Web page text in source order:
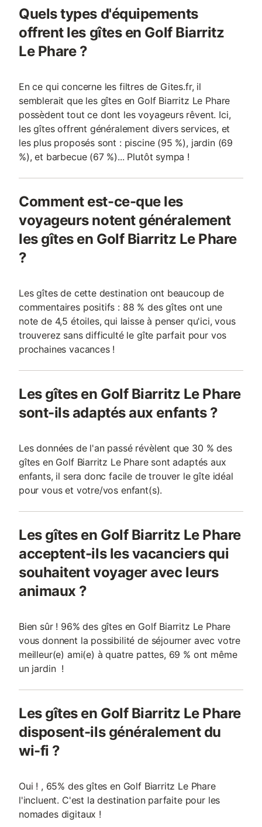
Quels types d'équipements
offrent les gîtes en Golf Biarritz
Le Phare ?
En ce qui concerne les filtres de Gites.fr, il
semblerait que les gîtes en Golf Biarritz Le Phare
possèdent tout ce dont les voyageurs rêvent. Ici,
les gîtes offrent généralement divers services, et
les plus proposés sont : piscine (95 %), jardin (69
%), et barbecue (67 %)... Plutôt sympa !
Comment est-ce-que les
voyageurs notent généralement
les gîtes en Golf Biarritz Le Phare
?
Les gîtes de cette destination ont beaucoup de
commentaires positifs : 88 % des gîtes ont une
note de 4,5 étoiles, qui laisse à penser qu'ici, vous
trouverez sans difficulté le gîte parfait pour vos
prochaines vacances !
Les gîtes en Golf Biarritz Le Phare
sont-ils adaptés aux enfants ?
Les données de l'an passé révèlent que 30 % des
gîtes en Golf Biarritz Le Phare sont adaptés aux
enfants, il sera donc facile de trouver le gîte idéal
pour vous et votre/vos enfant(s).
Les gîtes en Golf Biarritz Le Phare
acceptent-ils les vacanciers qui
souhaitent voyager avec leurs
animaux ?
Bien sûr ! 96% des gîtes en Golf Biarritz Le Phare
vous donnent la possibilité de séjourner avec votre
meilleur(e) ami(e) à quatre pattes, 69 % ont même
un jardin !
Les gîtes en Golf Biarritz Le Phare
disposent-ils généralement du
wi-fi ?
Oui ! , 65% des gîtes en Golf Biarritz Le Phare
l'incluent. C'est la destination parfaite pour les
nomades digitaux !